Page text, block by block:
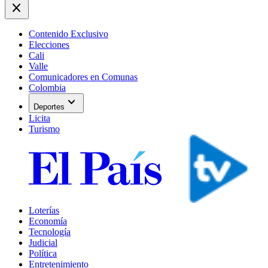
close
Contenido Exclusivo
Elecciones
Cali
Valle
Comunicadores en Comunas
Colombia
Deportes expand_more
Licita
Turismo
Loterías
Economía
Tecnología
Judicial
Política
Entretenimiento